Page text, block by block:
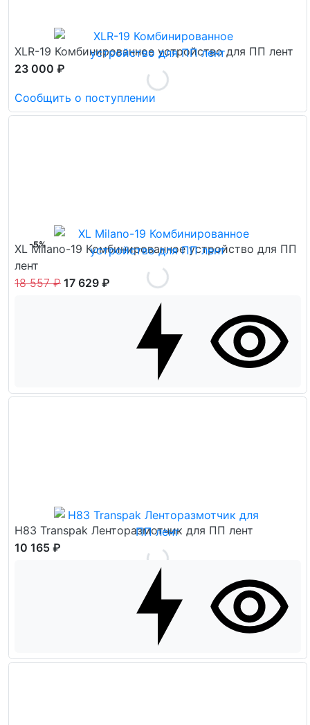
XLR-19 Комбинированное устройство для ПП лент
23 000 ₽
Сообщить о поступлении
-5%
XL Milano-19 Комбинированное устройство для ПП
лент
18 557 ₽ 17 629 ₽
H83 Transpak Ленторазмотчик для ПП лент
10 165 ₽